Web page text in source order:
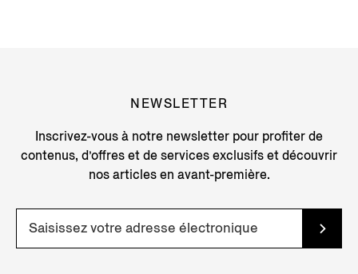
NEWSLETTER
Inscrivez-vous à notre newsletter pour profiter de
contenus, d’offres et de services exclusifs et découvrir
nos articles en avant-première.